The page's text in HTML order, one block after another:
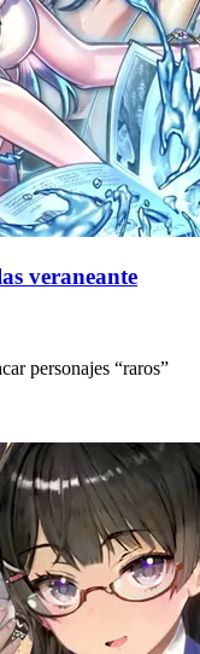
veraneante
personajes “raros”